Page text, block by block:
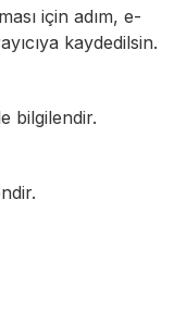
için adım, e-
kaydedilsin.
bilgilendir.